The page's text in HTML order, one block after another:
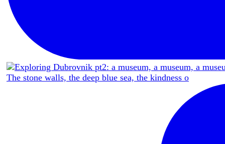
The stone walls, the deep blue sea, the kindness o